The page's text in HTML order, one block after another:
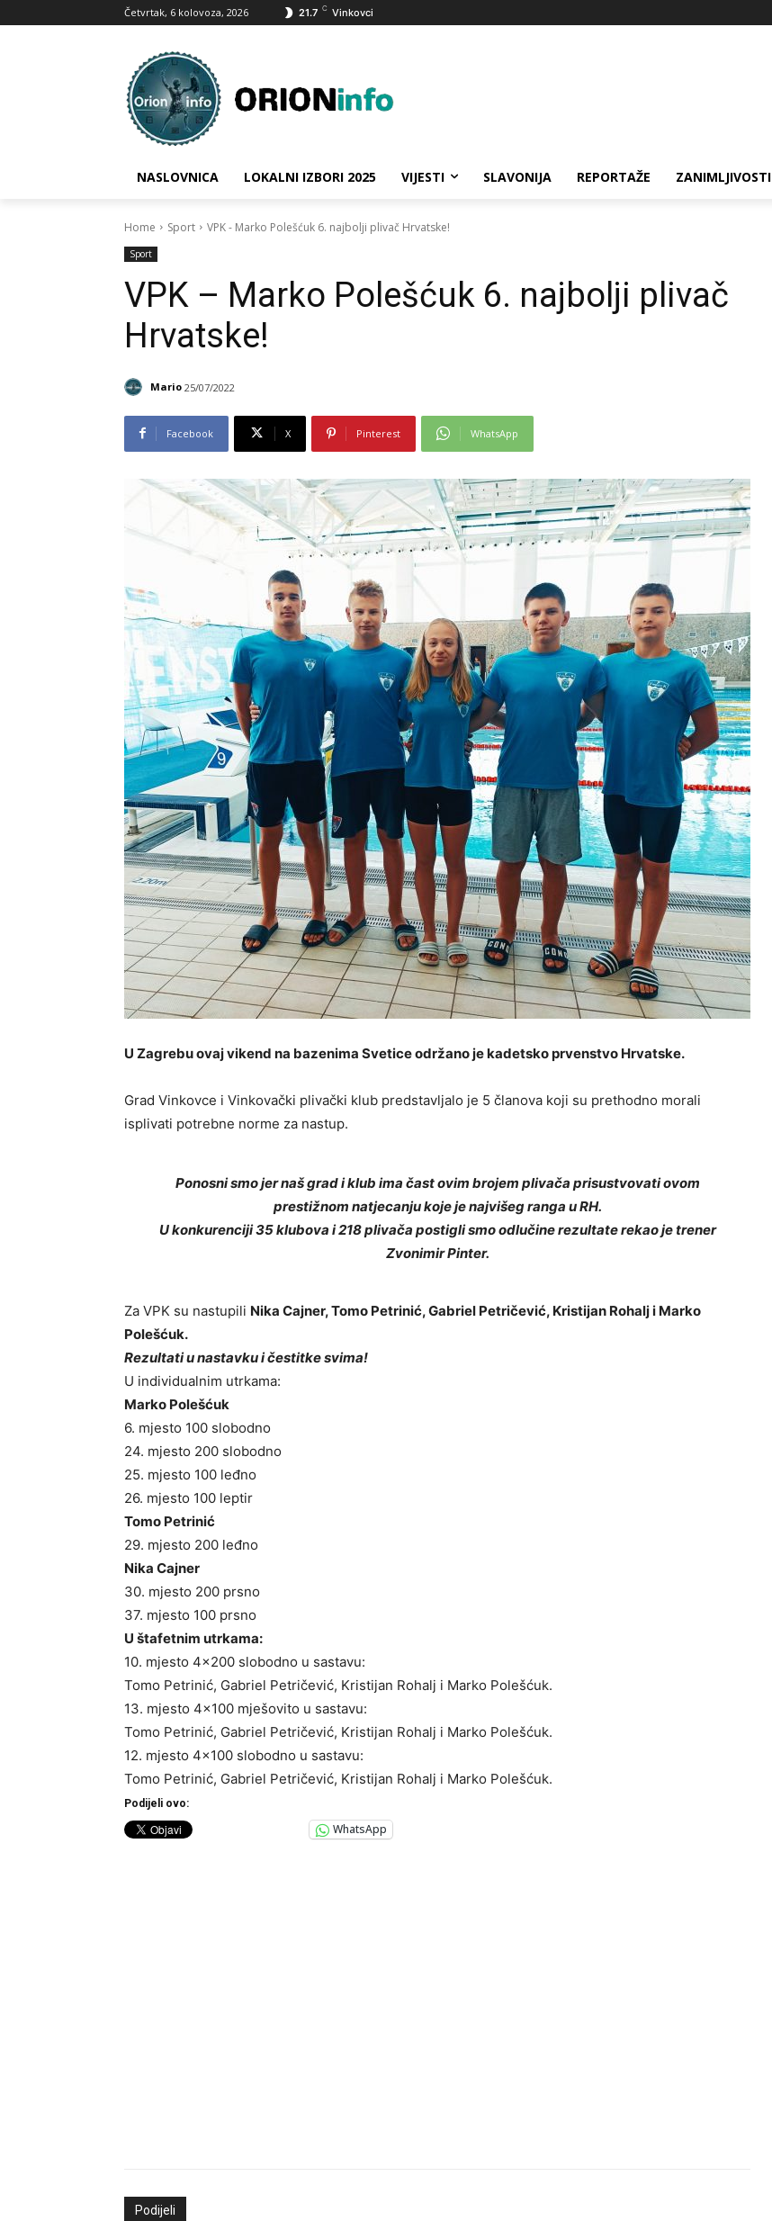
Četvrtak, 6 kolovoza, 2026 21.7 C Vinkovci
NASLOVNICA LOKALNI IZBORI 2025 VIJESTI SLAVONIJA REPORTAŽE ZANIMLJIVOSTI
Home Sport VPK - Marko Polešćuk 6. najbolji plivač Hrvatske!
Sport
VPK – Marko Polešćuk 6. najbolji plivač
Hrvatske!
Mario 25/07/2022
Facebook X Pinterest WhatsApp
U Zagrebu ovaj vikend na bazenima Svetice održano je kadetsko prvenstvo Hrvatske.
Grad Vinkovce i Vinkovački plivački klub predstavljalo je 5 članova koji su prethodno morali
isplivati potrebne norme za nastup.
Ponosni smo jer naš grad i klub ima čast ovim brojem plivača prisustvovati ovom
prestižnom natjecanju koje je najvišeg ranga u RH.
U konkurenciji 35 klubova i 218 plivača postigli smo odlučine rezultate rekao je trener
Zvonimir Pinter.
Za VPK su nastupili Nika Cajner, Tomo Petrinić, Gabriel Petričević, Kristijan Rohalj i Marko
Polešćuk.
Rezultati u nastavku i čestitke svima!
U individualnim utrkama:
Marko Polešćuk
6. mjesto 100 slobodno
24. mjesto 200 slobodno
25. mjesto 100 leđno
26. mjesto 100 leptir
Tomo Petrinić
29. mjesto 200 leđno
Nika Cajner
30. mjesto 200 prsno
37. mjesto 100 prsno
U štafetnim utrkama:
10. mjesto 4×200 slobodno u sastavu:
Tomo Petrinić, Gabriel Petričević, Kristijan Rohalj i Marko Polešćuk.
13. mjesto 4×100 mješovito u sastavu:
Tomo Petrinić, Gabriel Petričević, Kristijan Rohalj i Marko Polešćuk.
12. mjesto 4×100 slobodno u sastavu:
Tomo Petrinić, Gabriel Petričević, Kristijan Rohalj i Marko Polešćuk.
Podijeli ovo:
WhatsApp
Podijeli